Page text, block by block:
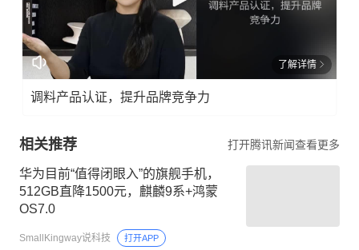
了解详情
调料产品认证，提升品牌竞争力
相关推荐 打开腾讯新闻查看更多
华为目前“值得闭眼入”的旗舰手机，
512GB直降1500元，麒麟9系+鸿蒙
OS7.0
SmallKingway说科技 打开APP